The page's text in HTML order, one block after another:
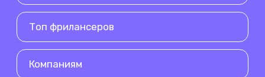
Топ фрилансеров
Компаниям